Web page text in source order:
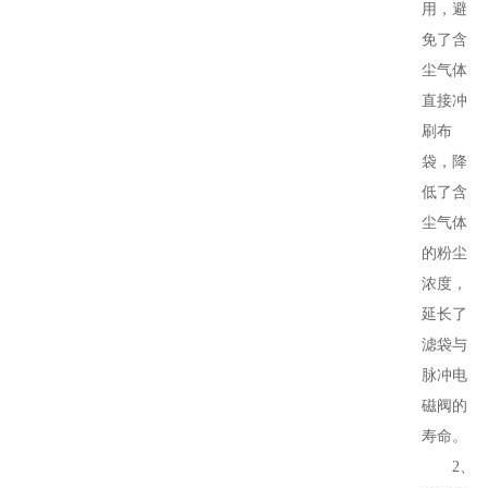
用，避
免了含
尘气体
直接冲
刷布
袋，降
低了含
尘气体
的粉尘
浓度，
延长了
滤袋与
脉冲电
磁阀的
寿命。
2、